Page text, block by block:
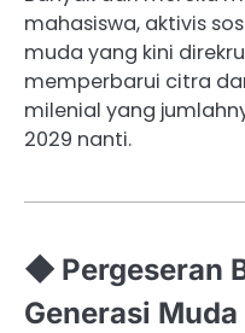
mahasiswa, aktivis
muda yang kini
memperbarui citra
milenial yang
2029 nanti.
◆ Pergeseran
Generasi Muda